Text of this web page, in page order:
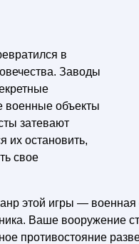
в
Заводы
военные объекты
затевают
их остановить,
свое
этой игры —
Ваше вооружение
противостояние